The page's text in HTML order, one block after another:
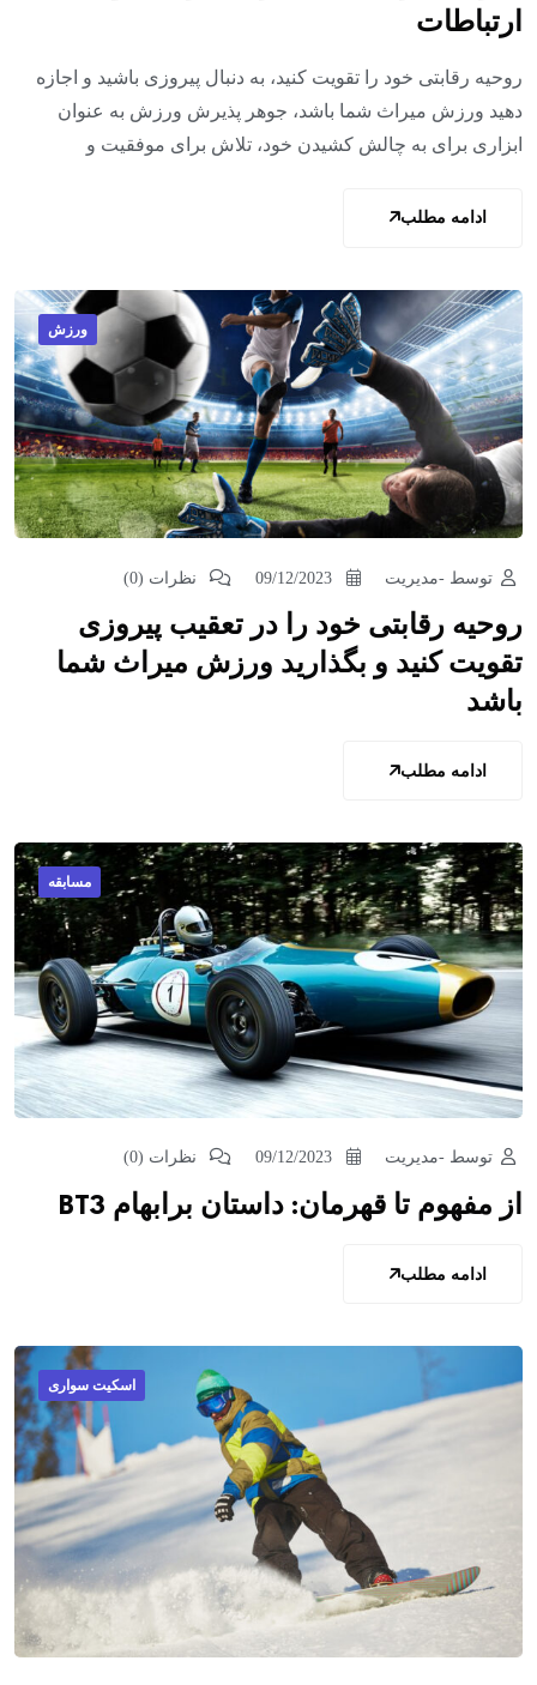
ارتباطات
روحیه رقابتی خود را تقویت کنید، به دنبال پیروزی باشید و اجازه
دهید ورزش میراث شما باشد، جوهر پذیرش ورزش به عنوان
ابزاری برای به چالش کشیدن خود، تلاش برای موفقیت و
ادامه مطلب
ورزش
توسط -مدیریت 09/12/2023 نظرات (0)
روحیه رقابتی خود را در تعقیب پیروزی
تقویت کنید و بگذارید ورزش میراث شما
باشد
ادامه مطلب
مسابقه
توسط -مدیریت 09/12/2023 نظرات (0)
از مفهوم تا قهرمان: داستان برابهام BT3
ادامه مطلب
اسکیت سواری